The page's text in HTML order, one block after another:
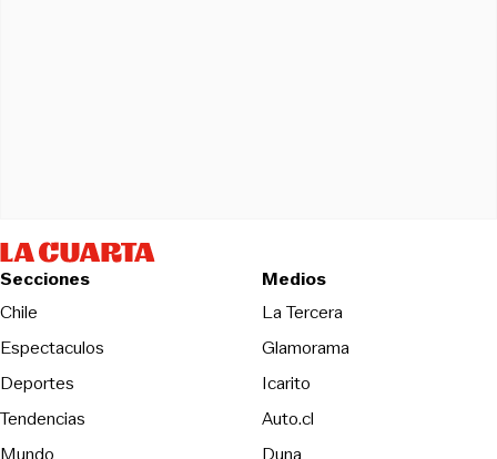
Secciones
Chile
Espectaculos
Deportes
Tendencias
Mundo
Medios
La TerceraOpens in new
Glamorama
Icarito
Auto.cl
Duna